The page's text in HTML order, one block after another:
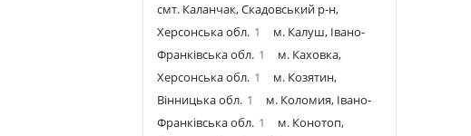
смт. Каланчак, Скадовський р-н,
Херсонська обл. 1
м. Калуш, Івано-
Франківська обл. 1
м. Каховка,
Херсонська обл. 1
м. Козятин,
Вінницька обл. 1
м. Коломия, Івано-
Франківська обл. 1
м. Конотоп,